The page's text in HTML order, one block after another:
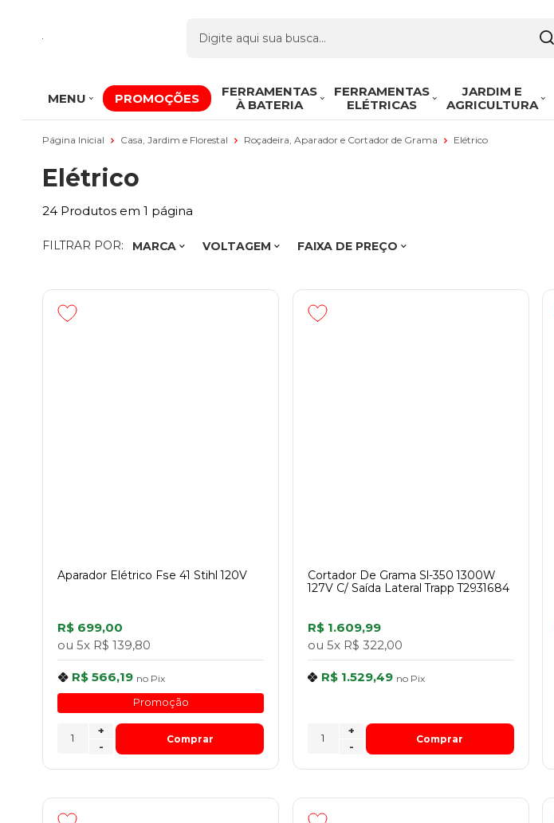
MENU PROMOÇÕES
FERRAMENTAS
À BATERIA
FERRAMENTAS
ELÉTRICAS
JARDIM E
AGRICULTURA
Página Inicial Casa, Jardim e Florestal Roçadeira, Aparador e Cortador de Grama Elétrico
Elétrico
24 Produtos em 1 página
FILTRAR POR: MARCA VOLTAGEM FAIXA DE PREÇO
Aparador Elétrico Fse 41 Stihl 120V
R$ 699,00
ou 5x R$ 139,80
R$ 566,19 no Pix
Promoção
-
+
Comprar
Cortador De Grama Sl-350 1300W
127V C/ Saída Lateral Trapp T2931684
R$ 1.609,99
ou 5x R$ 322,00
R$ 1.529,49 no Pix
-
+
Comprar